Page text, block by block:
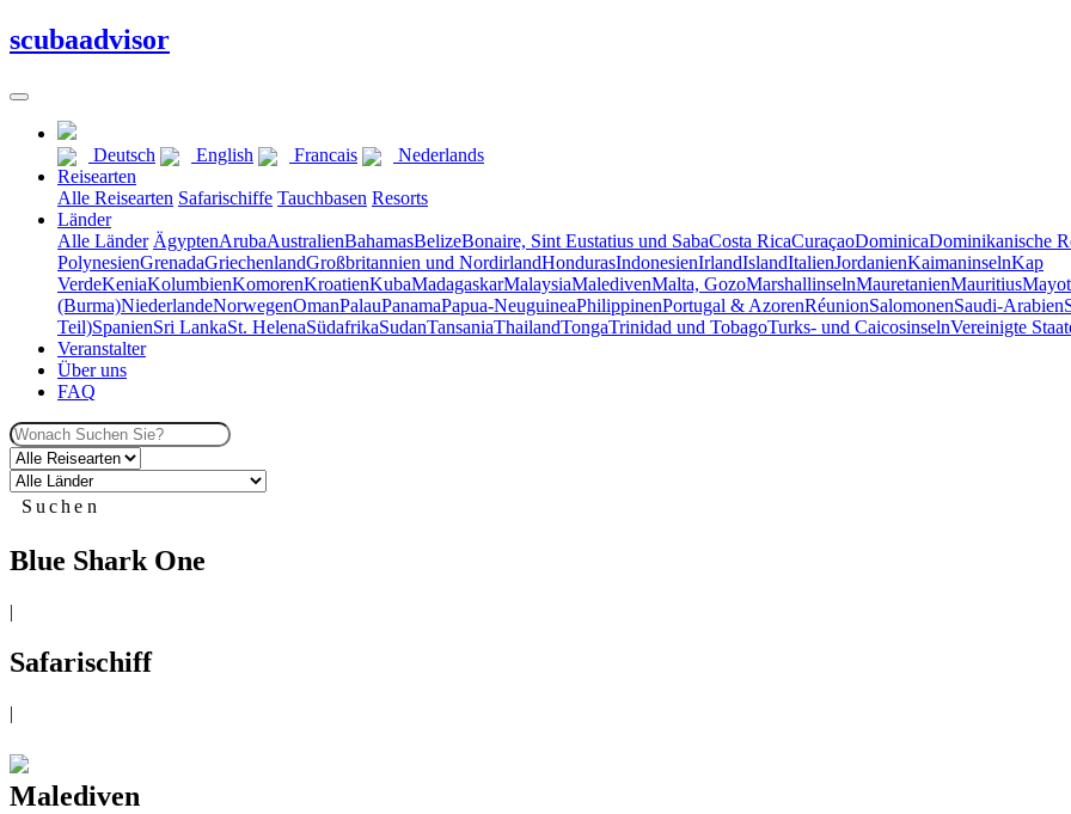
scubaadvisor
Deutsch English Francais
Nederlands
Reisearten
Alle Reisearten Safarischiffe Tauchbasen Resorts
Länder
Alle Länder ÄgyptenArubaAustralienBahamasBelizeBonaire, Sint Eustatius und SabaCosta RicaCuraçaoDominicaDominikanische
PolynesienGrenadaGriechenlandGroßbritannien und NordirlandHondurasIndonesienIrlandIslandItalienJordanienKaimaninselnKap
VerdeKeniaKolumbienKomorenKroatienKubaMadagaskarMalaysiaMaledivenMalta, GozoMarshallinselnMauretanienMauritius
(Burma)NiederlandeNorwegenOmanPalauPanamaPapua-NeuguineaPhilippinenPortugal & AzorenRéunionSalomonenSaudi-Arabien
Teil)SpanienSri LankaSt. HelenaSüdafrikaSudanTansaniaThailandTongaTrinidad und TobagoTurks- und CaicosinselnVereinigte
Veranstalter
Über uns
FAQ
Suchen
Blue Shark One
|
Safarischiff
|
Malediven